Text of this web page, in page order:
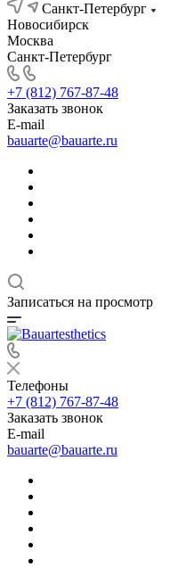
Санкт-Петербург
Новосибирск
Москва
Санкт-Петербург
+7 (812) 767-87-48
Заказать звонок
E-mail
bauarte@bauarte.ru
Записаться на просмотр
Телефоны
+7 (812) 767-87-48
Заказать звонок
E-mail
bauarte@bauarte.ru